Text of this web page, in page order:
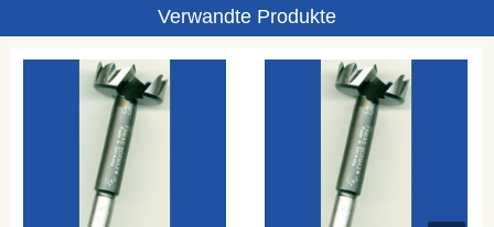
Verwandte Produkte